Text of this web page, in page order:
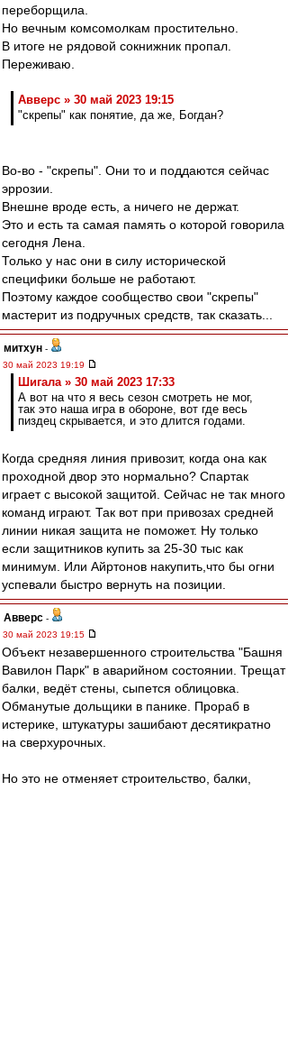
переборщила.
Но вечным комсомолкам простительно.
В итоге не рядовой сокнижник пропал.
Переживаю.
Авверс » 30 май 2023 19:15
"скрепы" как понятие, да же, Богдан?
Во-во - "скрепы". Они то и поддаются сейчас
эррозии.
Внешне вроде есть, а ничего не держат.
Это и есть та самая память о которой говорила
сегодня Лена.
Только у нас они в силу исторической
специфики больше не работают.
Поэтому каждое сообщество свои "скрепы"
мастерит из подручных средств, так сказать...
митхун -
30 май 2023 19:19
Шигала » 30 май 2023 17:33
А вот на что я весь сезон смотреть не мог,
так это наша игра в обороне, вот где весь
пиздец скрывается, и это длится годами.
Когда средняя линия привозит, когда она как
проходной двор это нормально? Спартак
играет с высокой защитой. Сейчас не так много
команд играют. Так вот при привозах средней
линии никая защита не поможет. Ну только
если защитников купить за 25-30 тыс как
минимум. Или Айртонов накупить,что бы огни
успевали быстро вернуть на позиции.
Авверс -
30 май 2023 19:15
Объект незавершенного строительства "Башня
Вавилон Парк" в аварийном состоянии. Трещат
балки, ведёт стены, сыпется облицовка.
Обманутые дольщики в панике. Прораб в
истерике, штукатуры зашибают десятикратно
на сверхурочных.
Но это не отменяет строительство, балки,